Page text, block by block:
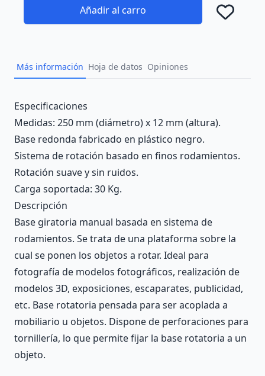
Añadir al carro
Más información Hoja de datos Opiniones
Description
Especificaciones
Medidas: 250 mm (diámetro) x 12 mm (altura).
Base redonda fabricado en plástico negro.
Sistema de rotación basado en finos rodamientos.
Rotación suave y sin ruidos.
Carga soportada: 30 Kg.
Descripción
Base giratoria manual basada en sistema de
rodamientos. Se trata de una plataforma sobre la
cual se ponen los objetos a rotar. Ideal para
fotografía de modelos fotográficos, realización de
modelos 3D, exposiciones, escaparates, publicidad,
etc. Base rotatoria pensada para ser acoplada a
mobiliario u objetos. Dispone de perforaciones para
tornillería, lo que permite fijar la base rotatoria a un
objeto.